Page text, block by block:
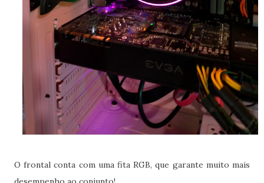
O frontal conta com uma fita RGB, que garante muito mais